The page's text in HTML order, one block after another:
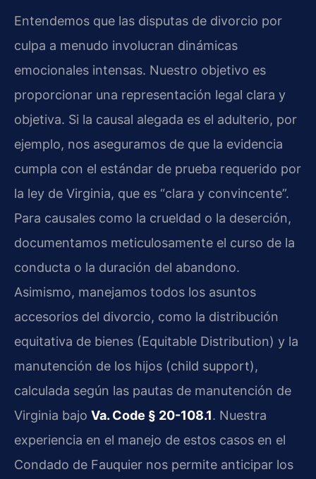
Entendemos que las disputas de divorcio por
culpa a menudo involucran dinámicas
emocionales intensas. Nuestro objetivo es
proporcionar una representación legal clara y
objetiva. Si la causal alegada es el adulterio, por
ejemplo, nos aseguramos de que la evidencia
cumpla con el estándar de prueba requerido por
la ley de Virginia, que es “clara y convincente”.
Para causales como la crueldad o la deserción,
documentamos meticulosamente el curso de la
conducta o la duración del abandono.
Asimismo, manejamos todos los asuntos
accesorios del divorcio, como la distribución
equitativa de bienes (Equitable Distribution) y la
manutención de los hijos (child support),
calculada según las pautas de manutención de
Virginia bajo Va. Code § 20-108.1. Nuestra
experiencia en el manejo de estos casos en el
Condado de Fauquier nos permite anticipar los